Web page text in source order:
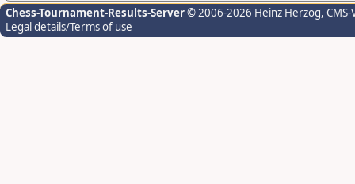
Chess-Tournament-Results-Server© 2006-2026 Heinz Herzog,
Legal details/Terms of use